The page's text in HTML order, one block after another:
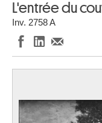
L'entrée du
Inv. 2758 A